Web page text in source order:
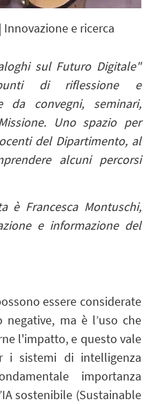
| Innovazione e ricerca
sul Futuro Digitale"
di riflessione e
da convegni, seminari,
Uno spazio per
del Dipartimento, al
alcuni percorsi
è Francesca Montuschi,
e informazione del
essere considerate
ma è l’uso che
l'impatto, e questo vale
i sistemi di intelligenza
importanza
sostenibile (Sustainable